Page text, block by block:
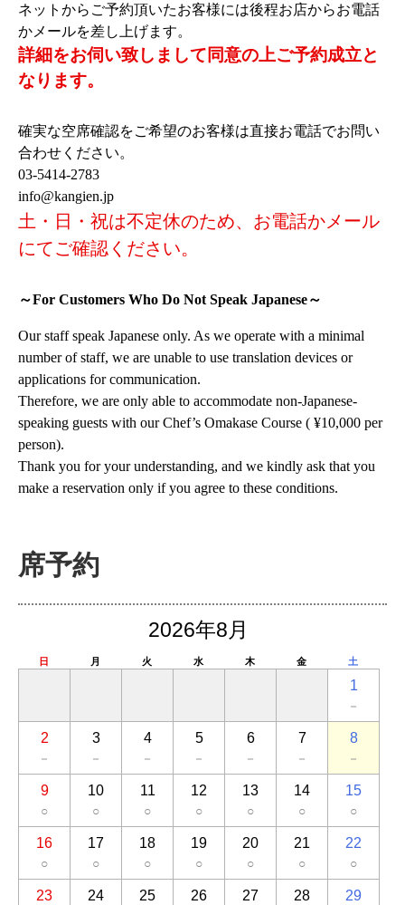
ネットからご予約頂いたお客様には後程お店からお電話
かメールを差し上げます。
詳細をお伺い致しまして同意の上ご予約成立と
なります。
確実な空席確認をご希望のお客様は直接お電話でお問い
合わせください。
03-5414-2783
info@kangien.jp
土・日・祝は不定休のため、お電話かメール
にてご確認ください。
～For Customers Who Do Not Speak Japanese～
Our staff speak Japanese only. As we operate with a minimal
number of staff, we are unable to use translation devices or
applications for communication.
Therefore, we are only able to accommodate non-Japanese-
speaking guests with our Chef’s Omakase Course ( ¥10,000 per
person).
Thank you for your understanding, and we kindly ask that you
make a reservation only if you agree to these conditions.
席予約
2026年8月
日 月 火 水 木 金 土
1
－
2
－
3
－
4
－
5
－
6
－
7
－
8
－
9
○
10
○
11
○
12
○
13
○
14
○
15
○
16
○
17
○
18
○
19
○
20
○
21
○
22
○
23 24 25 26 27 28 29